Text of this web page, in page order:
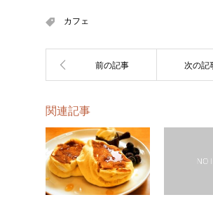
カフェ
関連記事